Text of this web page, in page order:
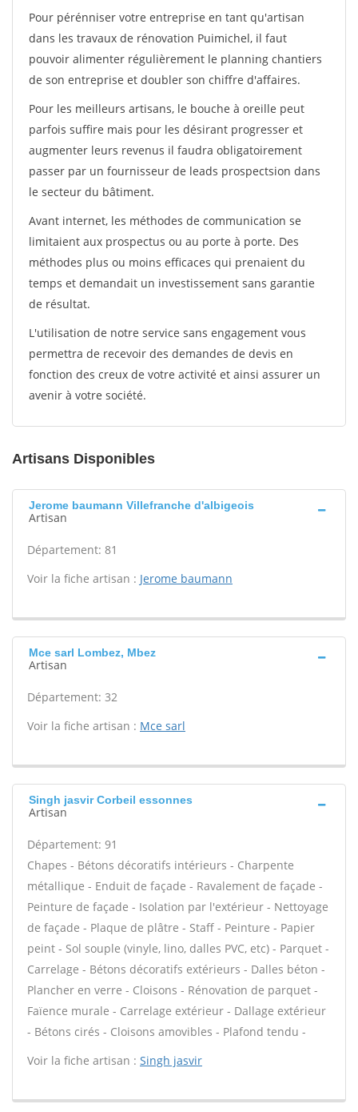
Pour pérénniser votre entreprise en tant qu'artisan
dans les travaux de rénovation Puimichel, il faut
pouvoir alimenter régulièrement le planning chantiers
de son entreprise et doubler son chiffre d'affaires.
Pour les meilleurs artisans, le bouche à oreille peut
parfois suffire mais pour les désirant progresser et
augmenter leurs revenus il faudra obligatoirement
passer par un fournisseur de leads prospectsion dans
le secteur du bâtiment.
Avant internet, les méthodes de communication se
limitaient aux prospectus ou au porte à porte. Des
méthodes plus ou moins efficaces qui prenaient du
temps et demandait un investissement sans garantie
de résultat.
L'utilisation de notre service sans engagement vous
permettra de recevoir des demandes de devis en
fonction des creux de votre activité et ainsi assurer un
avenir à votre société.
Artisans Disponibles
Jerome baumann Villefranche d'albigeois
Artisan
Département: 81
Voir la fiche artisan : Jerome baumann
Mce sarl Lombez, Mbez
Artisan
Département: 32
Voir la fiche artisan : Mce sarl
Singh jasvir Corbeil essonnes
Artisan
Département: 91
Chapes - Bétons décoratifs intérieurs - Charpente
métallique - Enduit de façade - Ravalement de façade -
Peinture de façade - Isolation par l'extérieur - Nettoyage
de façade - Plaque de plâtre - Staff - Peinture - Papier
peint - Sol souple (vinyle, lino, dalles PVC, etc) - Parquet -
Carrelage - Bétons décoratifs extérieurs - Dalles béton -
Plancher en verre - Cloisons - Rénovation de parquet -
Faïence murale - Carrelage extérieur - Dallage extérieur
- Bétons cirés - Cloisons amovibles - Plafond tendu -
Voir la fiche artisan : Singh jasvir